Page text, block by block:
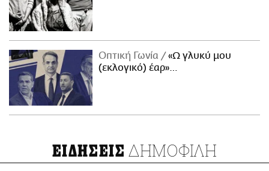
Οπτική Γωνία
«Ω γλυκύ μου
(εκλογικό) έαρ»…
ΕΙΔΗΣΕΙΣ ΔΗΜΟΦΙΛΗ